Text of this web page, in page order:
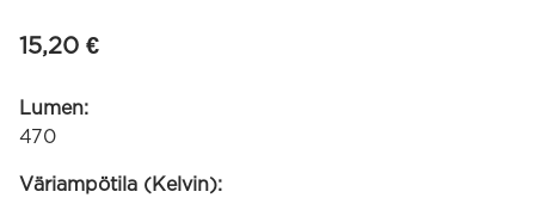
15,20 €
Lumen:
470
Väriampötila (Kelvin):